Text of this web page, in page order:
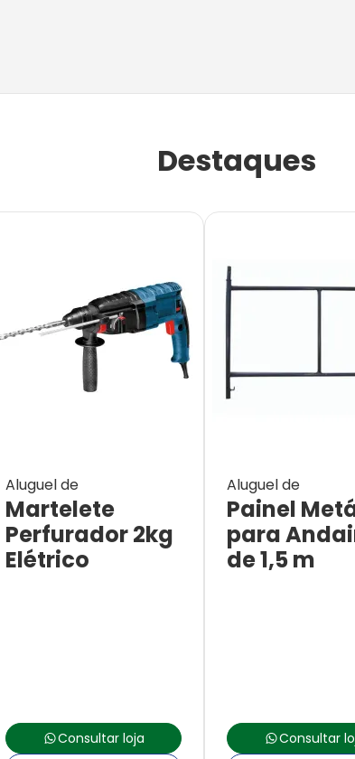
Destaques
Aluguel de
Martelete
Perfurador 2kg
Elétrico
Consultar loja
Aluguel de
Painel
para
de 1,5 m
Consultar